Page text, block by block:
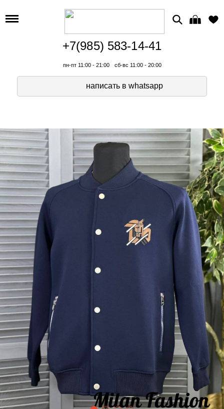
+7(985) 583-14-41
пн-пт 11:00 - 21:00 сб-вс 11:00 - 20:00
написать в whatsapp